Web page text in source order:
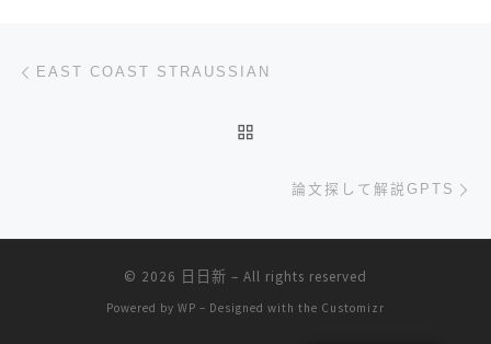
文章导航
EAST COAST STRAUSSIAN
論文探して解説GPTS
© 2026 日日新 – All rights reserved
Powered by WP – Designed with the Customizr